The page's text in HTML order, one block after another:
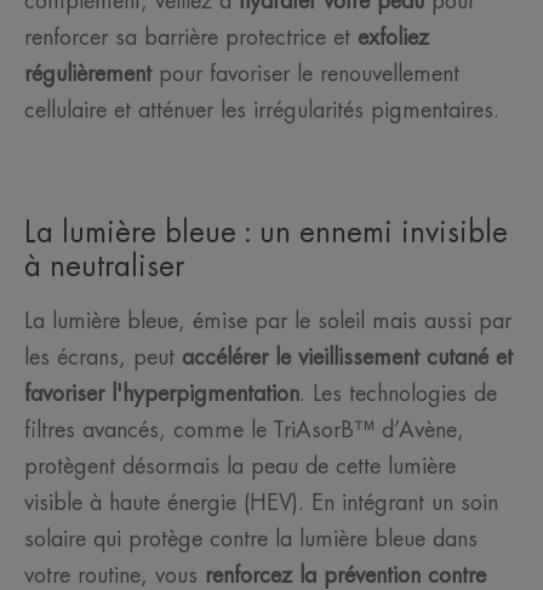
renforcer sa barrière protectrice et exfoliez
régulièrementpour favoriser le renouvellement
cellulaire et atténuer les irrégularités pigmentaires.
La lumière bleue : un ennemi invisible
à neutraliser
La lumière bleue, émise par le soleil mais aussi par
les écrans, peut accélérer le vieillissement cutané et
favoriser l'hyperpigmentation. Les technologies de
filtres avancés, comme le TriAsorB™ d’Avène,
protègent désormais la peau de cette lumière
visible à haute énergie (HEV). En intégrant un soin
solaire qui protège contre la lumière bleue dans
votre routine, vous renforcez la prévention contre